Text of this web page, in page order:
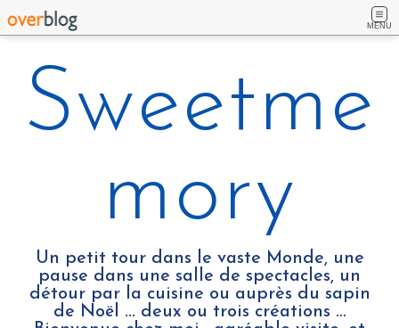
MENU
Sweetme
mory
Un petit tour dans le vaste Monde, une
pause dans une salle de spectacles, un
détour par la cuisine ou auprès du sapin
de Noël ... deux ou trois créations …